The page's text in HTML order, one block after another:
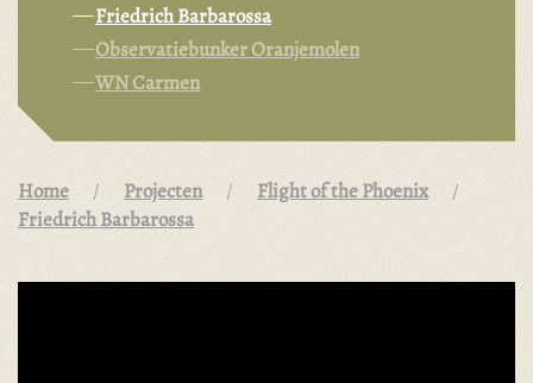
Friedrich Barbarossa
Observatiebunker Oranjemolen
WN Carmen
Home Projecten
Flight of the Phoenix
Friedrich Barbarossa